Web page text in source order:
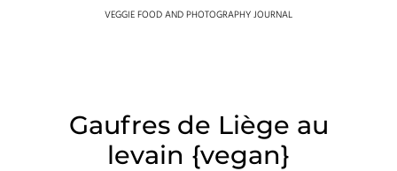
VEGGIE FOOD AND PHOTOGRAPHY JOURNAL
Gaufres de Liège au
levain {vegan}